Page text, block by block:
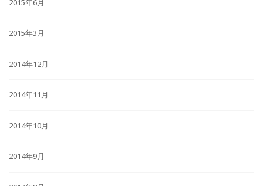
2015年6月
2015年3月
2014年12月
2014年11月
2014年10月
2014年9月